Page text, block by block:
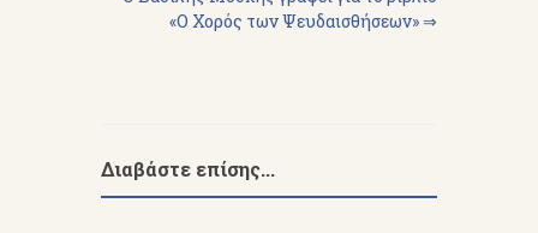
«Ο Χορός των Ψευδαισθήσεων» ⇒
Διαβάστε επίσης...